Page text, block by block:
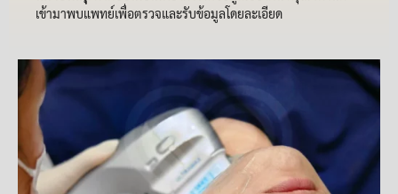
เข้ามาพบแพทย์เพื่อตรวจและรับข้อมูลโดยละเอียด